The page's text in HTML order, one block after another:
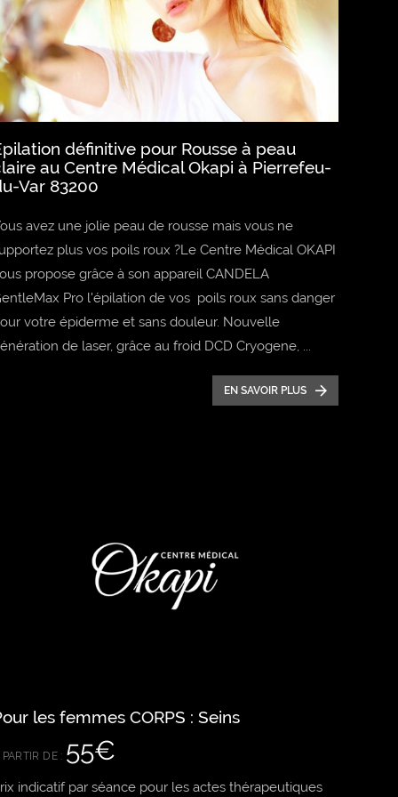
définitive pour Rousse à peau
au Centre Médical Okapi à Pierrefeu-
Var 83200
avez une jolie peau de rousse mais vous ne
plus vos poils roux ?Le Centre Médical OKAPI
propose grâce à son appareil CANDELA
Pro l'épilation de vos poils roux sans danger
votre épiderme et sans douleur. Nouvelle
de laser, grâce au froid DCD Cryogene, ...
EN SAVOIR PLUS
les femmes CORPS : Seins
DE : 55€
indicatif par séance pour les actes thérapeutiques